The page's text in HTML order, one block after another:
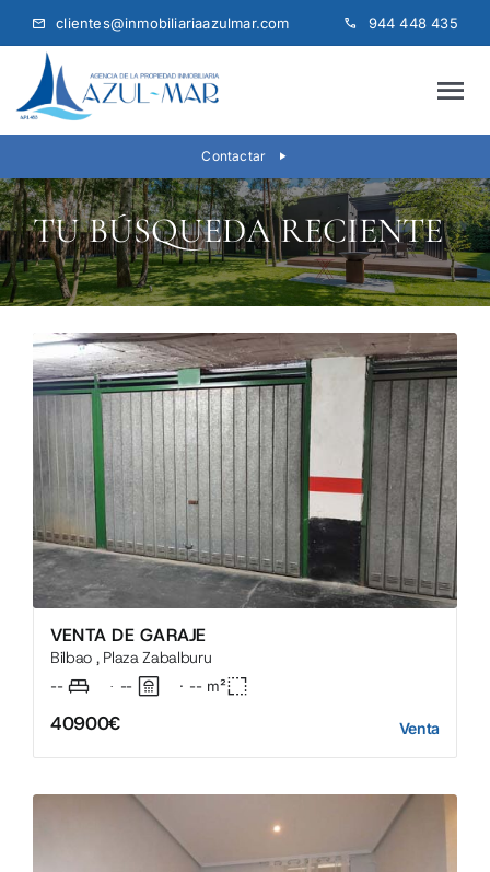
content
clientes@inmobiliariaazulmar.com 944 448 435
INICIO
QUIÉNES SOMOS
VENTA
ALQUILER
SEGUNDA VIVIENDA
SERVICIOS
Contactar
TU BÚSQUEDA RECIENTE
VENTA DE GARAJE
Bilbao , Plaza Zabalburu
-- · -- · -- m²
40900€ Venta